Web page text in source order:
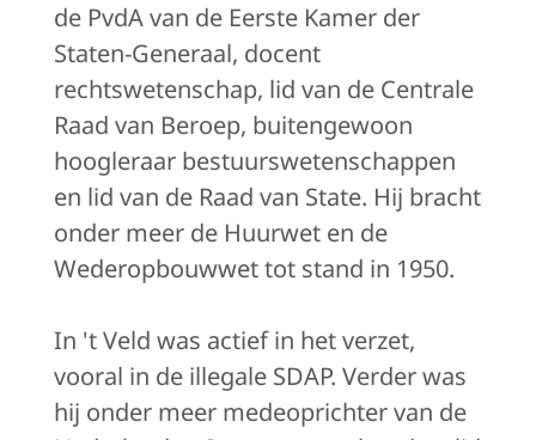
de PvdA van de Eerste Kamer der
Staten-Generaal, docent
rechtswetenschap, lid van de Centrale
Raad van Beroep, buitengewoon
hoogleraar bestuurswetenschappen
en lid van de Raad van State. Hij bracht
onder meer de Huurwet en de
Wederopbouwwet tot stand in 1950.
In 't Veld was actief in het verzet,
vooral in de illegale SDAP. Verder was
hij onder meer medeoprichter van de